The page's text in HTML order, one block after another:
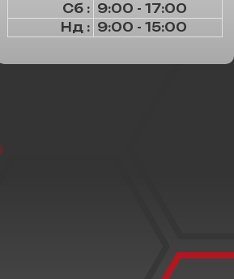
Сб : 9:00 - 17:00
Нд : 9:00 - 15:00